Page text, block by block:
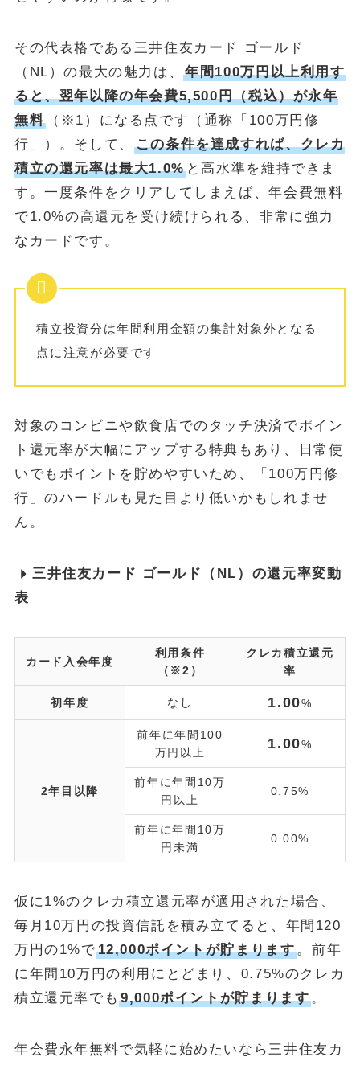
その代表格である三井住友カード ゴールド
（NL）の最大の魅力は、年間100万円以上利用す
ると、翌年以降の年会費5,500円（税込）が永年
無料
（※1）になる点です（通称「100万円修
行」）。そして、
この条件を達成すれば、クレカ
積立の還元率は最大1.0%と高水準を維持できま
す。一度条件をクリアしてしまえば、年会費無料
で1.0%の高還元を受け続けられる、非常に強力
なカードです。
積立投資分は年間利用金額の集計対象外となる
点に注意が必要です
対象のコンビニや飲食店でのタッチ決済でポイン
ト還元率が大幅にアップする特典もあり、日常使
いでもポイントを貯めやすいため、「100万円修
行」のハードルも見た目より低いかもしれませ
ん。
三井住友カード ゴールド（NL）の還元率変動
表
カード入会年度
利用条件
（※2）
クレカ積立還元
率
初年度 なし 1.00%
2年目以降
前年に年間100
万円以上
1.00%
前年に年間10万
円以上
0.75%
前年に年間10万
円未満
0.00%
仮に1%のクレカ積立還元率が適用された場合、
毎月10万円の投資信託を積み立てると、年間120
万円の1%で12,000ポイントが貯まります。前年
に年間10万円の利用にとどまり、0.75%のクレカ
積立還元率でも9,000ポイントが貯まります。
年会費永年無料で気軽に始めたいなら三井住友カ